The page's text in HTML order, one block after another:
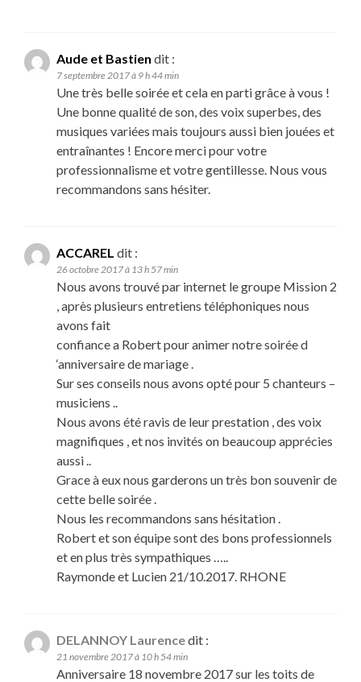
Aude et Bastien dit :
7 septembre 2017 à 9 h 44 min
Une très belle soirée et cela en parti grâce à vous !
Une bonne qualité de son, des voix superbes, des
musiques variées mais toujours aussi bien jouées et
entraînantes ! Encore merci pour votre
professionnalisme et votre gentillesse. Nous vous
recommandons sans hésiter.
ACCAREL dit :
26 octobre 2017 à 13 h 57 min
Nous avons trouvé par internet le groupe Mission 2
, après plusieurs entretiens téléphoniques nous
avons fait
confiance a Robert pour animer notre soirée d
‘anniversaire de mariage .
Sur ses conseils nous avons opté pour 5 chanteurs –
musiciens ..
Nous avons été ravis de leur prestation , des voix
magnifiques , et nos invités on beaucoup apprécies
aussi ..
Grace à eux nous garderons un très bon souvenir de
cette belle soirée .
Nous les recommandons sans hésitation .
Robert et son équipe sont des bons professionnels
et en plus très sympathiques …..
Raymonde et Lucien 21/10.2017. RHONE
DELANNOY Laurencedit :
21 novembre 2017 à 10 h 54 min
Anniversaire 18 novembre 2017 sur les toits de